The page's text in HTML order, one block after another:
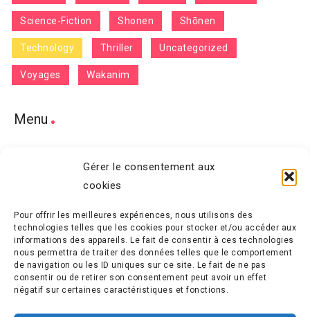
Gérer le consentement aux
cookies
Pour offrir les meilleures expériences, nous utilisons des
technologies telles que les cookies pour stocker et/ou accéder aux
informations des appareils. Le fait de consentir à ces technologies
nous permettra de traiter des données telles que le comportement
de navigation ou les ID uniques sur ce site. Le fait de ne pas
consentir ou de retirer son consentement peut avoir un effet
négatif sur certaines caractéristiques et fonctions.
Science-Fiction Shonen Shōnen
Technology Thriller Uncategorized
Voyages Wakanim
Menu
Terms and Conditions
Contact